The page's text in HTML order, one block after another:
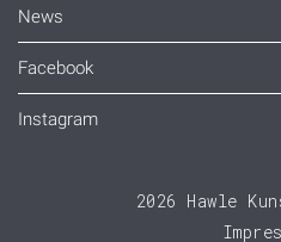
News
Facebook
Instagram
2026 Hawle